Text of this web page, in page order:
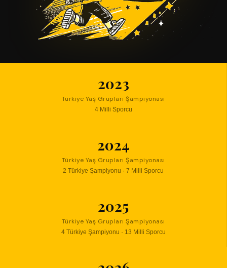
2023
Türkiye Yaş Grupları Şampiyonası
4 Milli Sporcu
2024
Türkiye Yaş Grupları Şampiyonası
2 Türkiye Şampiyonu · 7 Milli Sporcu
2025
Türkiye Yaş Grupları Şampiyonası
4 Türkiye Şampiyonu · 13 Milli Sporcu